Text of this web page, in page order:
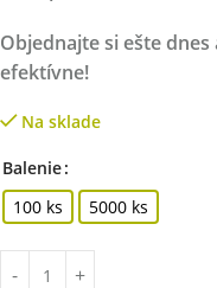
Objednajte si ešte
efektívne!
Na sklade
Balenie
100 ks
5000 ks